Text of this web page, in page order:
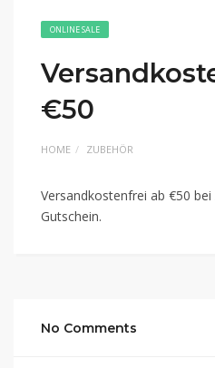
ONLINE SALE
€50
HOME ZUBEHÖR
Versandkostenfrei ab €50
Gutschein.
No Comments